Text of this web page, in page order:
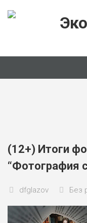
(12+) Итоги
“Фотография
dfglazov Без